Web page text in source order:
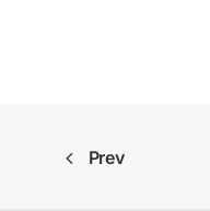
Prev